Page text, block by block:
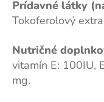
Prídavné látky
Tokoferolový
Nutričné
vitamín E: 100IU,
mg.